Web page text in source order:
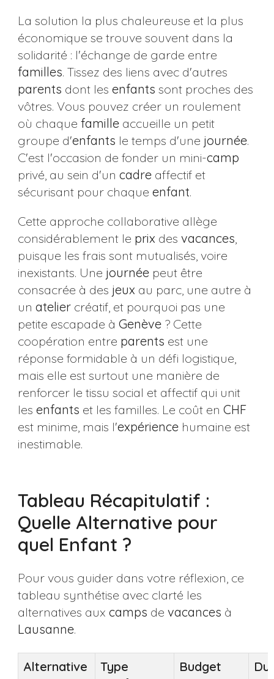
La solution la plus chaleureuse et la plus
économique se trouve souvent dans la
solidarité : l'échange de garde entre
familles. Tissez des liens avec d'autres
parents dont les enfants sont proches des
vôtres. Vous pouvez créer un roulement
où chaque familleaccueille un petit
groupe d'enfants le temps d'une journée.
C'est l'occasion de fonder un mini-camp
privé, au sein d'un cadreaffectif et
sécurisant pour chaque enfant.
Cette approche collaborative allège
considérablement le prix des vacances,
puisque les frais sont mutualisés, voire
inexistants. Une journéepeut être
consacrée à des jeux au parc, une autre à
un ateliercréatif, et pourquoi pas une
petite escapade à Genève? Cette
coopération entre parents est une
réponse formidable à un défi logistique,
mais elle est surtout une manière de
renforcer le tissu social et affectif qui unit
les enfants et les familles. Le coût en CHF
est minime, mais l'expériencehumaine est
inestimable.
Tableau Récapitulatif :
Quelle Alternative pour
quel Enfant ?
Pour vous guider dans votre réflexion, ce
tableau synthétise avec clarté les
alternatives aux camps de vacances à
Lausanne.
Alternative
Type
Budget